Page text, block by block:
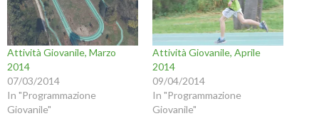
Attività Giovanile, Marzo
2014
07/03/2014
In "Programmazione
Giovanile"
Attività Giovanile, Aprile
2014
09/04/2014
In "Programmazione
Giovanile"